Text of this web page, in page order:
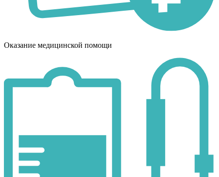
Оказание медицинской помощи